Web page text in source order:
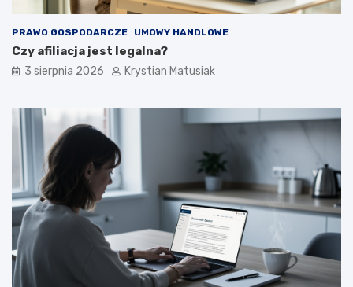
PRAWO GOSPODARCZE UMOWY HANDLOWE
Czy afiliacja jest legalna?
3 sierpnia 2026 Krystian Matusiak